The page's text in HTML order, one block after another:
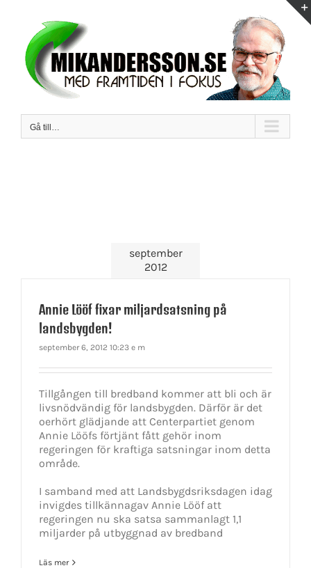
innehållet
Gå till…
september
2012
Annie Lööf fixar miljardsatsning på
landsbygden!
september 6, 2012 10:23 e m
Tillgången till bredband kommer att bli och är
livsnödvändig för landsbygden. Därför är det
oerhört glädjande att Centerpartiet genom
Annie Lööfs förtjänt fått gehör inom
regeringen för kraftiga satsningar inom detta
område.
I samband med att Landsbygdsriksdagen idag
invigdes tillkännagav Annie Lööf att
regeringen nu ska satsa sammanlagt 1,1
miljarder på utbyggnad av bredband
Läs mer